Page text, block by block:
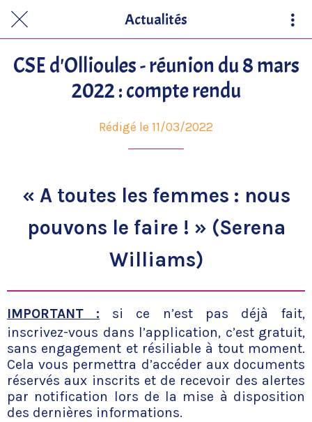
Actualités
CSE d'Ollioules - réunion du 8 mars
2022 : compte rendu
Rédigé le 11/03/2022
« A toutes les femmes : nous
pouvons le faire ! » (Serena
Williams)
IMPORTANT : si ce n’est pas déjà fait,
inscrivez-vous dans l’application, c’est gratuit,
sans engagement et résiliable à tout moment.
Cela vous permettra d’accéder aux documents
réservés aux inscrits et de recevoir des alertes
par notification lors de la mise à disposition
des dernières informations.